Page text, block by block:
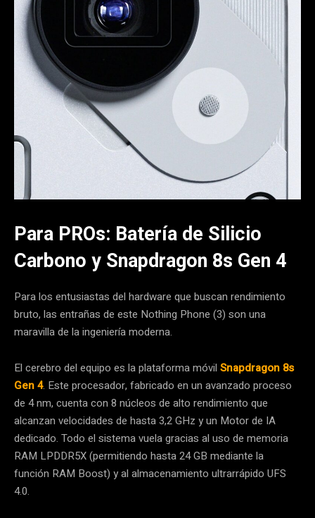
Para PROs: Batería de Silicio
Carbono y Snapdragon 8s Gen 4
Para los entusiastas del hardware que buscan rendimiento
bruto, las entrañas de este Nothing Phone (3) son una
maravilla de la ingeniería moderna.
El cerebro del equipo es la plataforma móvil Snapdragon 8s
Gen 4. Este procesador, fabricado en un avanzado proceso
de 4 nm, cuenta con 8 núcleos de alto rendimiento que
alcanzan velocidades de hasta 3,2 GHz y un Motor de IA
dedicado. Todo el sistema vuela gracias al uso de memoria
RAM LPDDR5X (permitiendo hasta 24 GB mediante la
función RAM Boost) y al almacenamiento ultrarrápido UFS
4.0.